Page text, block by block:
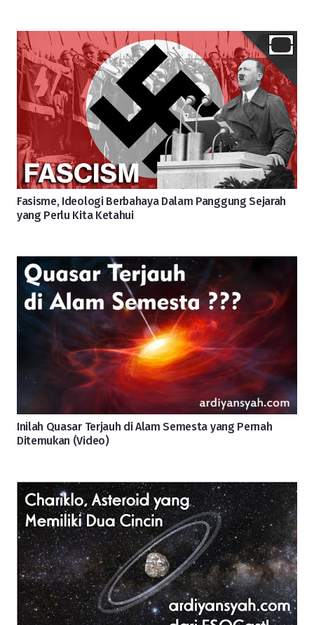
Fasisme, Ideologi Berbahaya Dalam Panggung Sejarah
yang Perlu Kita Ketahui
Inilah Quasar Terjauh di Alam Semesta yang Pernah
Ditemukan (Video)